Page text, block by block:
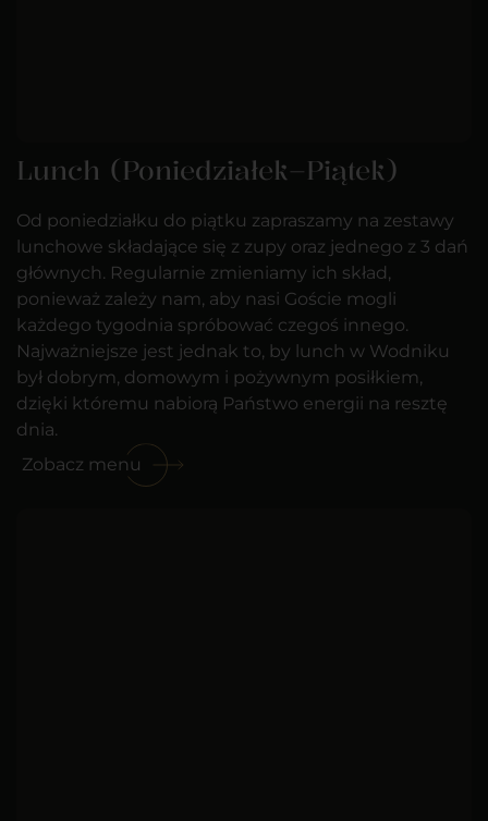
Lunch (Poniedziałek–Piątek)
Od poniedziałku do piątku zapraszamy na zestawy
lunchowe składające się z zupy oraz jednego z 3 dań
głównych. Regularnie zmieniamy ich skład,
ponieważ zależy nam, aby nasi Goście mogli
każdego tygodnia spróbować czegoś innego.
Najważniejsze jest jednak to, by lunch w Wodniku
był dobrym, domowym i pożywnym posiłkiem,
dzięki któremu nabiorą Państwo energii na resztę
dnia.
Zobacz menu